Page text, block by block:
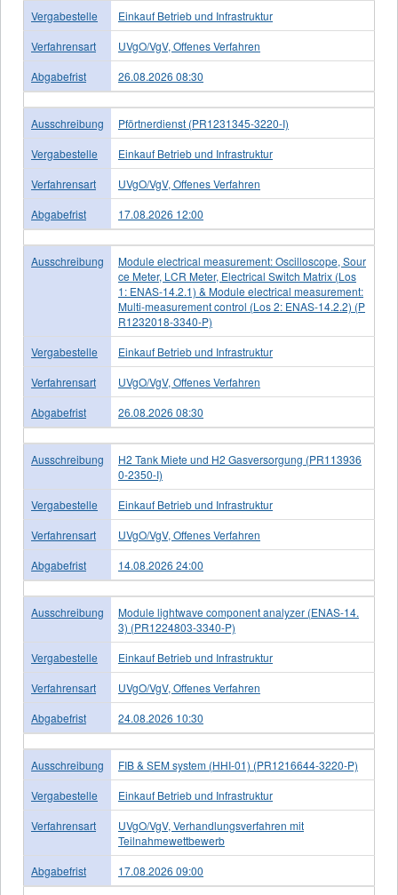
Vergabestelle
Einkauf Betrieb und Infrastruktur
Verfahrensart
UVgO/VgV, Offenes Verfahren
Abgabefrist
26.08.2026 08:30
Ausschreibung
Pförtnerdienst (PR1231345-3220-I)
Vergabestelle
Einkauf Betrieb und Infrastruktur
Verfahrensart
UVgO/VgV, Offenes Verfahren
Abgabefrist
17.08.2026 12:00
Ausschreibung
Module electrical measurement: Oscilloscope, Sour
ce Meter, LCR Meter, Electrical Switch Matrix (Los
1: ENAS-14.2.1) & Module electrical measurement:
Multi-measurement control (Los 2: ENAS-14.2.2) (P
R1232018-3340-P)
Vergabestelle
Einkauf Betrieb und Infrastruktur
Verfahrensart
UVgO/VgV, Offenes Verfahren
Abgabefrist
26.08.2026 08:30
Ausschreibung
H2 Tank Miete und H2 Gasversorgung (PR113936
0-2350-I)
Vergabestelle
Einkauf Betrieb und Infrastruktur
Verfahrensart
UVgO/VgV, Offenes Verfahren
Abgabefrist
14.08.2026 24:00
Ausschreibung
Module lightwave component analyzer (ENAS-14.
3) (PR1224803-3340-P)
Vergabestelle
Einkauf Betrieb und Infrastruktur
Verfahrensart
UVgO/VgV, Offenes Verfahren
Abgabefrist
24.08.2026 10:30
Ausschreibung
FIB & SEM system (HHI-01) (PR1216644-3220-P)
Vergabestelle
Einkauf Betrieb und Infrastruktur
Verfahrensart
UVgO/VgV, Verhandlungsverfahren mit
Teilnahmewettbewerb
Abgabefrist
17.08.2026 09:00